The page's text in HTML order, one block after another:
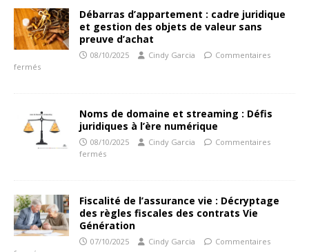
Débarras d’appartement : cadre juridique
et gestion des objets de valeur sans
preuve d’achat
08/10/2025 Cindy Garcia
Commentaires
fermés
Noms de domaine et streaming : Défis
juridiques à l’ère numérique
08/10/2025 Cindy Garcia
Commentaires
fermés
Fiscalité de l’assurance vie : Décryptage
des règles fiscales des contrats Vie
Génération
07/10/2025 Cindy Garcia
Commentaires